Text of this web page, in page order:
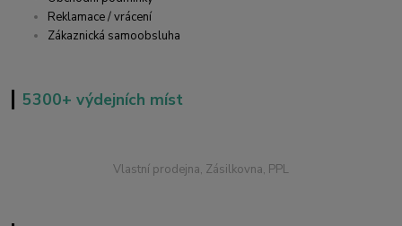
Reklamace / vrácení
Zákaznická samoobsluha
5300+ výdejních míst
Vlastní prodejna, Zásilkovna, PPL